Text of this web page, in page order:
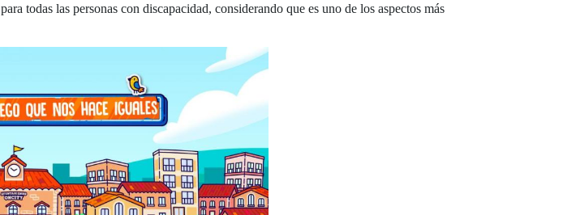
para todas las personas con discapacidad, considerando que es uno de los aspectos más